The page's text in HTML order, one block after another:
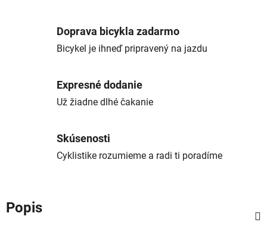
Doprava bicykla zadarmo
Bicykel je ihneď pripravený na jazdu
Expresné dodanie
Už žiadne dlhé čakanie
Skúsenosti
Cyklistike rozumieme a radi ti poradíme
Popis